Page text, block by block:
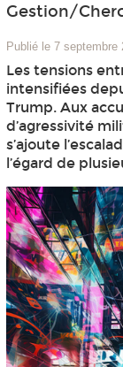
Gestion/
Publié le 7 septembre
Les tensions
intensifiées
Trump. Aux
d’agressivité
s’ajoute
l’égard de